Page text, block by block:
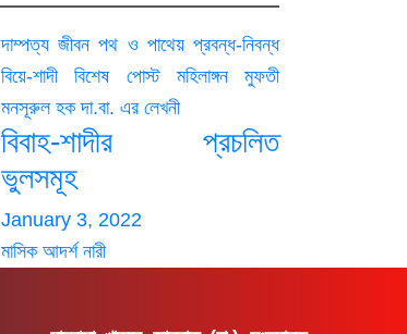
দাম্পত্য জীবন পথ ও পাথেয় প্রবন্ধ-নিবন্ধ
বিয়ে-শাদী
বিশেষ পোস্ট মহিলাঙ্গন
মুফতী
মনসূরুল হক দা.বা. এর লেখনী
বিবাহ-শাদীর প্রচলিত
ভুলসমূহ
January 3, 2022
মাসিক আদর্শ নারী